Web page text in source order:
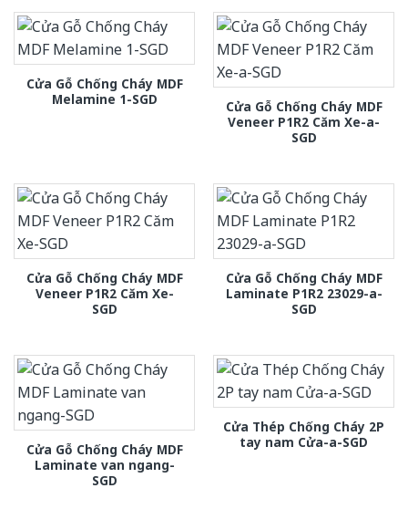
Cửa Gỗ Chống Cháy MDF
Melamine 1-SGD
Cửa Gỗ Chống Cháy MDF
Veneer P1R2 Căm Xe-a-
SGD
Cửa Gỗ Chống Cháy MDF
Veneer P1R2 Căm Xe-
SGD
Cửa Gỗ Chống Cháy MDF
Laminate P1R2 23029-a-
SGD
Cửa Gỗ Chống Cháy MDF
Laminate van ngang-
SGD
Cửa Thép Chống Cháy 2P
tay nam Cửa-a-SGD